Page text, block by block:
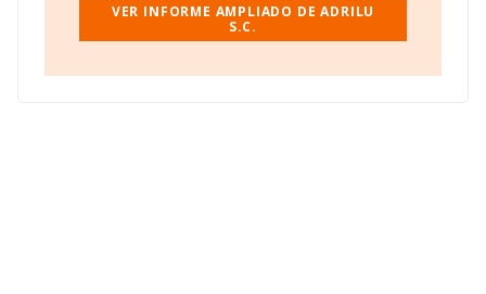
VER INFORME AMPLIADO DE ADRILU
S.C.